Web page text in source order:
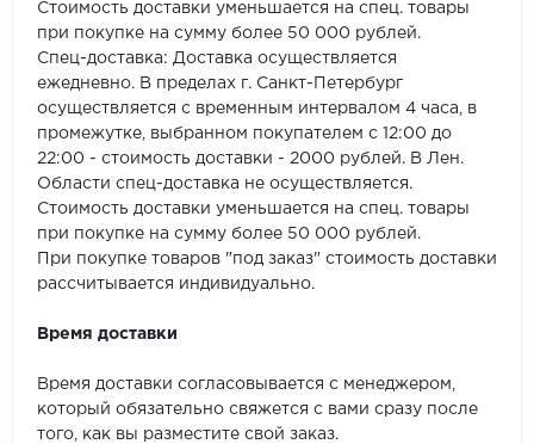
Tarkett
Tulesna
Veon
Wonderful Vinyl
Стоимость доставки уменьшается на спец. товары
при покупке на сумму более 50 000 рублей.
Спец-доставка: Доставка осуществляется
ежедневно. В пределах г. Санкт-Петербург
осуществляется с временным интервалом 4 часа, в
промежутке, выбранном покупателем с 12:00 до
22:00 - стоимость доставки - 2000 рублей. В Лен.
Области спец-доставка не осуществляется.
Стоимость доставки уменьшается на спец. товары
при покупке на сумму более 50 000 рублей.
При покупке товаров "под заказ" стоимость доставки
рассчитывается индивидуально.
Время доставки
Время доставки согласовывается с менеджером,
который обязательно свяжется с вами сразу после
того, как вы разместите свой заказ.